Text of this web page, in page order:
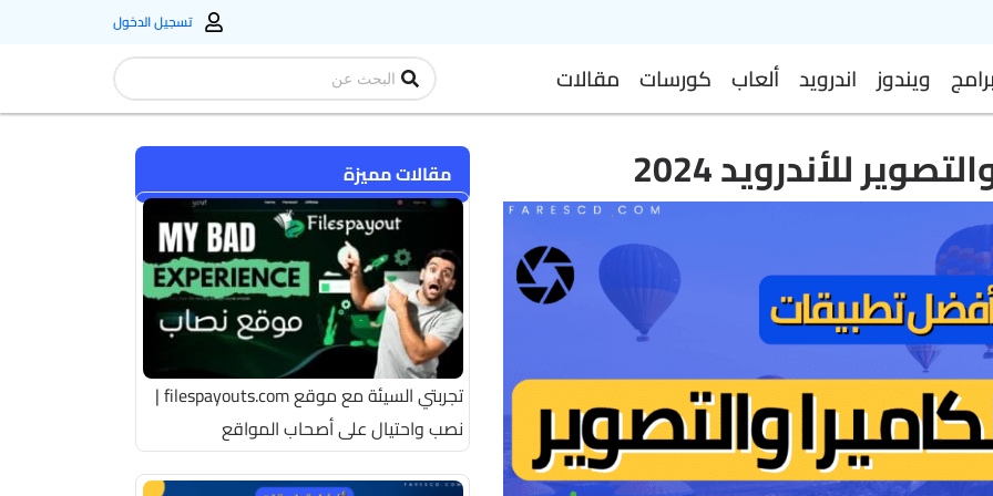
تسجيل الدخول
برامج ويندوز اندرويد ألعاب كورسات مقالات
Search
...
للأندرويد 2024 مقالات مميزة
تجربتي السيئة مع موقع filespayouts.com |
نصب واحتيال على أصحاب المواقع